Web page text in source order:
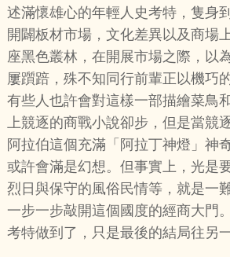
述滿懷雄心的年輕人史考特，隻身
開闢板材市場，文化差異以及商場
座黑色叢林，在開展市場之際，以
屢躓踣，殊不知同行前輩正以機巧
有些人也許會對這樣一部描繪菜鳥
上競逐的商戰小說卻步，但是當競
阿拉伯這個充滿「阿拉丁神燈」神
或許會滿是幻想。但事實上，光是
烈日與保守的風俗民情等，就是一
一步一步敲開這個國度的經商大門
考特做到了，只是最後的結局往另